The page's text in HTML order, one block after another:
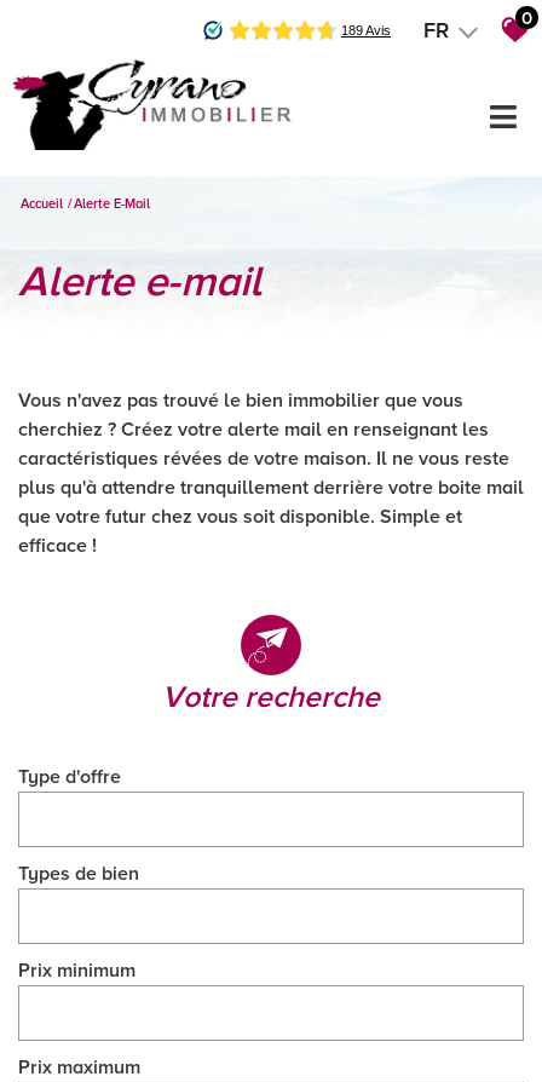
FR 0
Accueil Alerte E-Mail
alerte e-mail
Vous n'avez pas trouvé le bien immobilier que vous
cherchiez ? Créez votre alerte mail en renseignant les
caractéristiques révées de votre maison. Il ne vous reste
plus qu'à attendre tranquillement derrière votre boite mail
que votre futur chez vous soit disponible. Simple et
efficace !
votre recherche
Type d'offre
Types de bien
Prix minimum
Prix maximum